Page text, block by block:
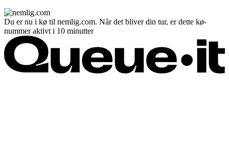
Du er nu i kø til nemlig.com. Når det bliver din tur, er dette kø-
nummer aktivt i 10 minutter